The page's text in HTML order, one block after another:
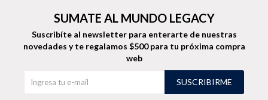
SUMATE AL MUNDO LEGACY
Suscribíte al newsletter para enterarte de nuestras
novedades y te regalamos $500 para tu próxima compra
web
SUSCRIBIRME